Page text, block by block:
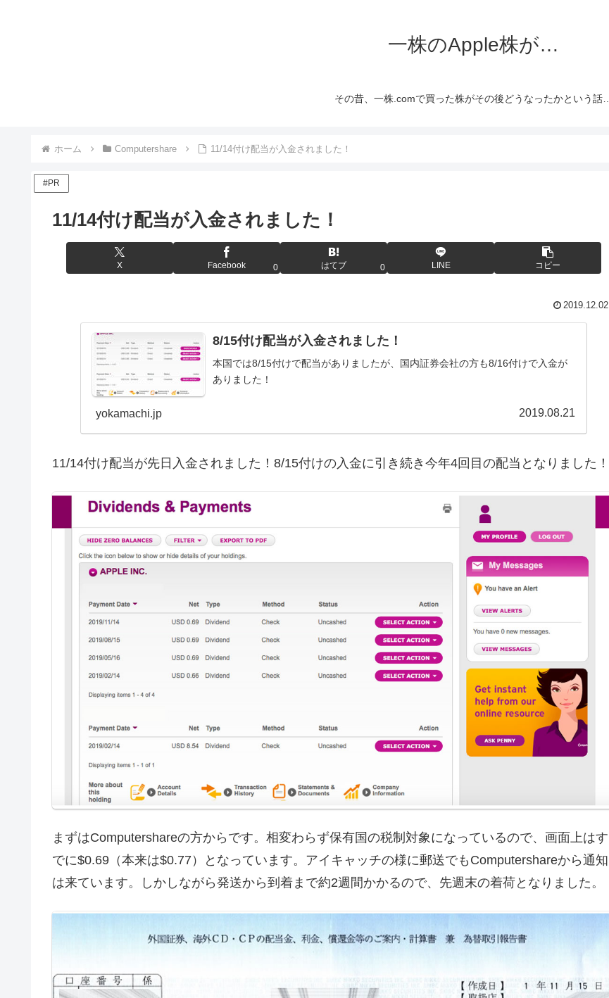
一株のApple株が…
その昔、一株.comで買った株がその後どうなったかという話…
ホーム Computershare 11/14付け配当が入金されました！
#PR
11/14付け配当が入金されました！
X Facebook 0 はてブ 0 LINE コピー
2019.12.02
8/15付け配当が入金されました！
本国では8/15付けで配当がありましたが、国内証券会社の方も8/16付けで入金が
ありました！
yokamachi.jp 2019.08.21
11/14付け配当が先日入金されました！8/15付けの入金に引き続き今年4回目の配当となりました！
まずはComputershareの方からです。相変わらず保有国の税制対象になっているので、画面上はす
でに$0.69（本来は$0.77）となっています。アイキャッチの様に郵送でもComputershareから通知
は来ています。しかしながら発送から到着まで約2週間かかるので、先週末の着荷となりました。